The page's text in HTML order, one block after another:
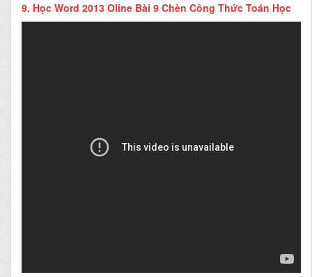
9. Học Word 2013 Oline Bài 9 Chèn Công Thức Toán Học